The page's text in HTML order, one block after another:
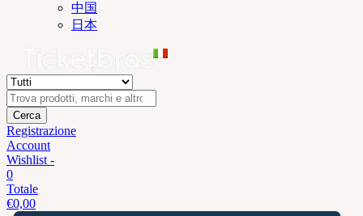
中国
日本
Cerca
Registrazione
Account
Wishlist -
0
Totale
€0,00